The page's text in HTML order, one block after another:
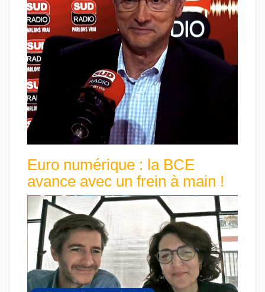
Euro numérique : la BCE
avance avec un frein à main !